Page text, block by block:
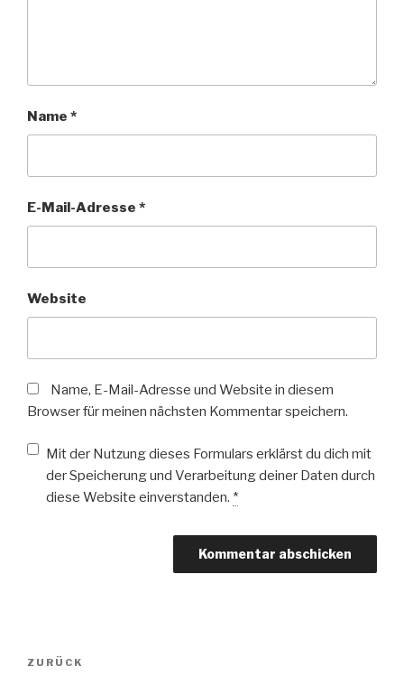
Name *
E-Mail-Adresse *
Website
Name, E-Mail-Adresse und Website in diesem
Browser für meinen nächsten Kommentar speichern.
Mit der Nutzung dieses Formulars erklärst du dich mit
der Speicherung und Verarbeitung deiner Daten durch
diese Website einverstanden. *
Beitragsnavigation
Vorheriger
ZURÜCK